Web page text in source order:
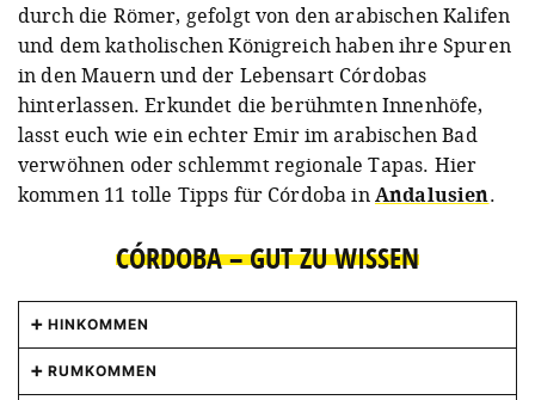
durch die Römer, gefolgt von den arabischen Kalifen
und dem katholischen Königreich haben ihre Spuren
in den Mauern und der Lebensart Córdobas
hinterlassen. Erkundet die berühmten Innenhöfe,
lasst euch wie ein echter Emir im arabischen Bad
verwöhnen oder schlemmt regionale Tapas. Hier
kommen 11 tolle Tipps für Córdoba inAndalusien.
CÓRDOBA – GUT ZU WISSEN
HINKOMMEN
Andalusien ist nicht weit vom afrikanischen
Festland entfernt, deshalb ist die Anreise per
RUMKOMMEN